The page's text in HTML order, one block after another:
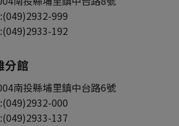
(049)2932-999
(049)2933-192
分館
南投縣埔里鎮中台路6號
(049)2932-000
(049)2933-137